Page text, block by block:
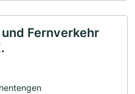
Fernverkehr